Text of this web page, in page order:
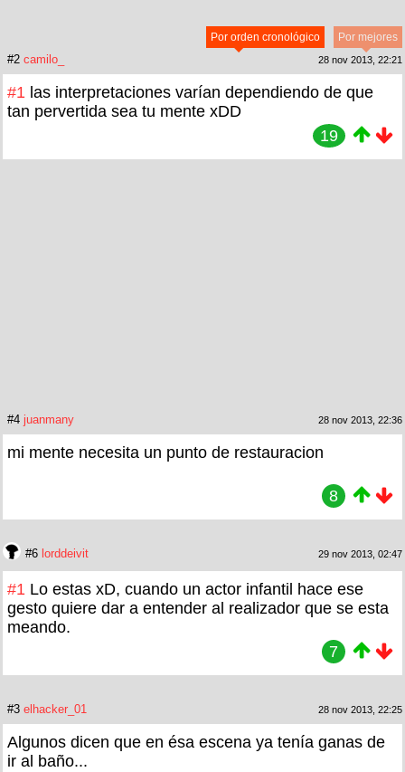
Por mejores
Por orden cronológico
#2 camilo_ 28 nov 2013, 22:21
#1 las interpretaciones varían dependiendo de que
tan pervertida sea tu mente xDD
19
#4 juanmany 28 nov 2013, 22:36
mi mente necesita un punto de restauracion
8
#6 lorddeivit 29 nov 2013, 02:47
#1 Lo estas xD, cuando un actor infantil hace ese
gesto quiere dar a entender al realizador que se esta
meando.
7
#3 elhacker_01 28 nov 2013, 22:25
Algunos dicen que en ésa escena ya tenía ganas de
ir al baño...